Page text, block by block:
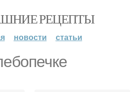
РЕЦЕПТЫ
новости статьи